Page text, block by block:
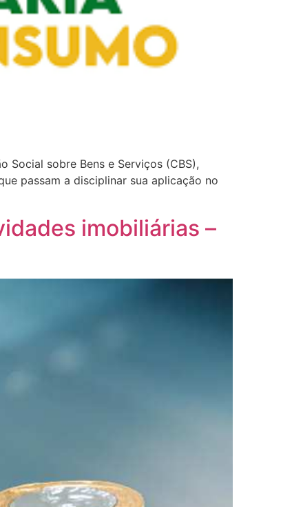
Social sobre Bens e Serviços (CBS),
passam a disciplinar sua aplicação no
imobiliárias –